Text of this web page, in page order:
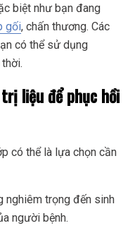
biệt như bạn đang
gối, chấn thương. Các
có thể sử dụng
liệu để phục hồi
có thể là lựa chọn cần
nghiêm trọng đến sinh
người bệnh.